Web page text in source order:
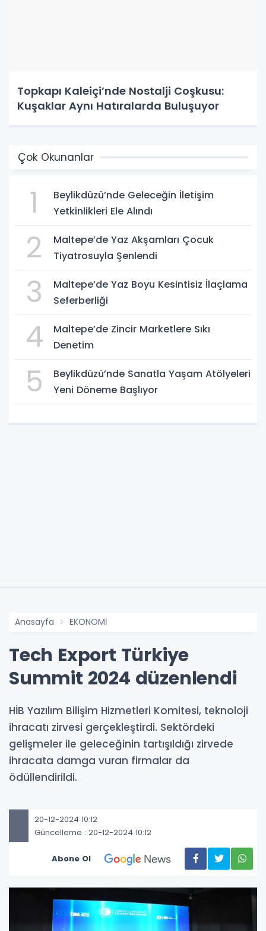
Topkapı Kaleiçi’nde Nostalji Coşkusu:
Kuşaklar Aynı Hatıralarda Buluşuyor
Çok Okunanlar
1
Beylikdüzü’nde Geleceğin İletişim
Yetkinlikleri Ele Alındı
2
Maltepe’de Yaz Akşamları Çocuk
Tiyatrosuyla Şenlendi
3
Maltepe’de Yaz Boyu Kesintisiz İlaçlama
Seferberliği
4
Maltepe’de Zincir Marketlere Sıkı
Denetim
5
Beylikdüzü’nde Sanatla Yaşam Atölyeleri
Yeni Döneme Başlıyor
Anasayfa EKONOMİ
Tech Export Türkiye
Summit 2024 düzenlendi
HİB Yazılım Bilişim Hizmetleri Komitesi, teknoloji
ihracatı zirvesi gerçekleştirdi. Sektördeki
gelişmeler ile geleceğinin tartışıldığı zirvede
ihracata damga vuran firmalar da
ödüllendirildi.
20-12-2024 10:12
Güncelleme : 20-12-2024 10:12
Abone Ol